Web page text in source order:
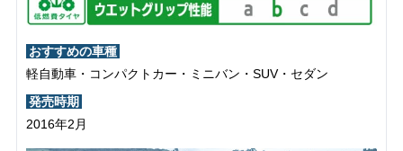
おすすめの車種
軽自動車・コンパクトカー・ミニバン・SUV・セダン
発売時期
2016年2月